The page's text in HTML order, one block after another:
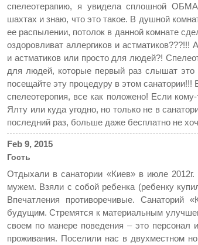
спелеотерапию, я увидела сплошной
шахтах и знаю, что это такое. В душной
ее распылении, потолок в данной комнате
оздоровливат аллергиков и
и астматиков или просто для людей?!
для людей, которые первый раз слышат это
посещайте эту процедуру в этом санатории!!!
спелеотеропия, все как положено! Если
Ялту или куда угодно, но только не в
последний раз, больше даже бесплатно не
Feb 9, 2015
Гость
Отдыхали в санатории «Киев» в июле
мужем. Взяли с собой ребенка (ребенку
Впечатления противоречивые.
будущим. Стремятся к материальным
своем по манере поведения – это
проживания. Поселили нас в двухместном